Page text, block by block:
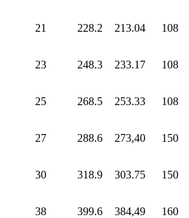
21 228.2 213.04 108
23 248.3 233.17 108
25 268.5 253.33 108
27 288.6 273,40 150
30 318.9 303.75 150
38 399.6 384,49 160